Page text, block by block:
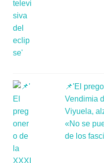
📌'El
Vendimia
Viyuela,
«No se
de los